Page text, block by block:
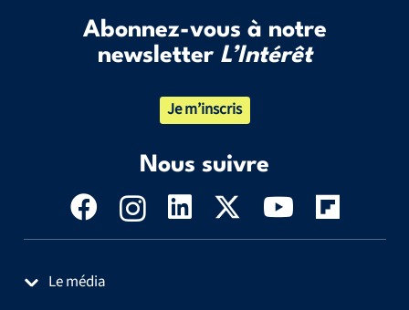
Abonnez-vous à notre
newsletter L’Intérêt
Je m’inscris
Nous suivre
Le média